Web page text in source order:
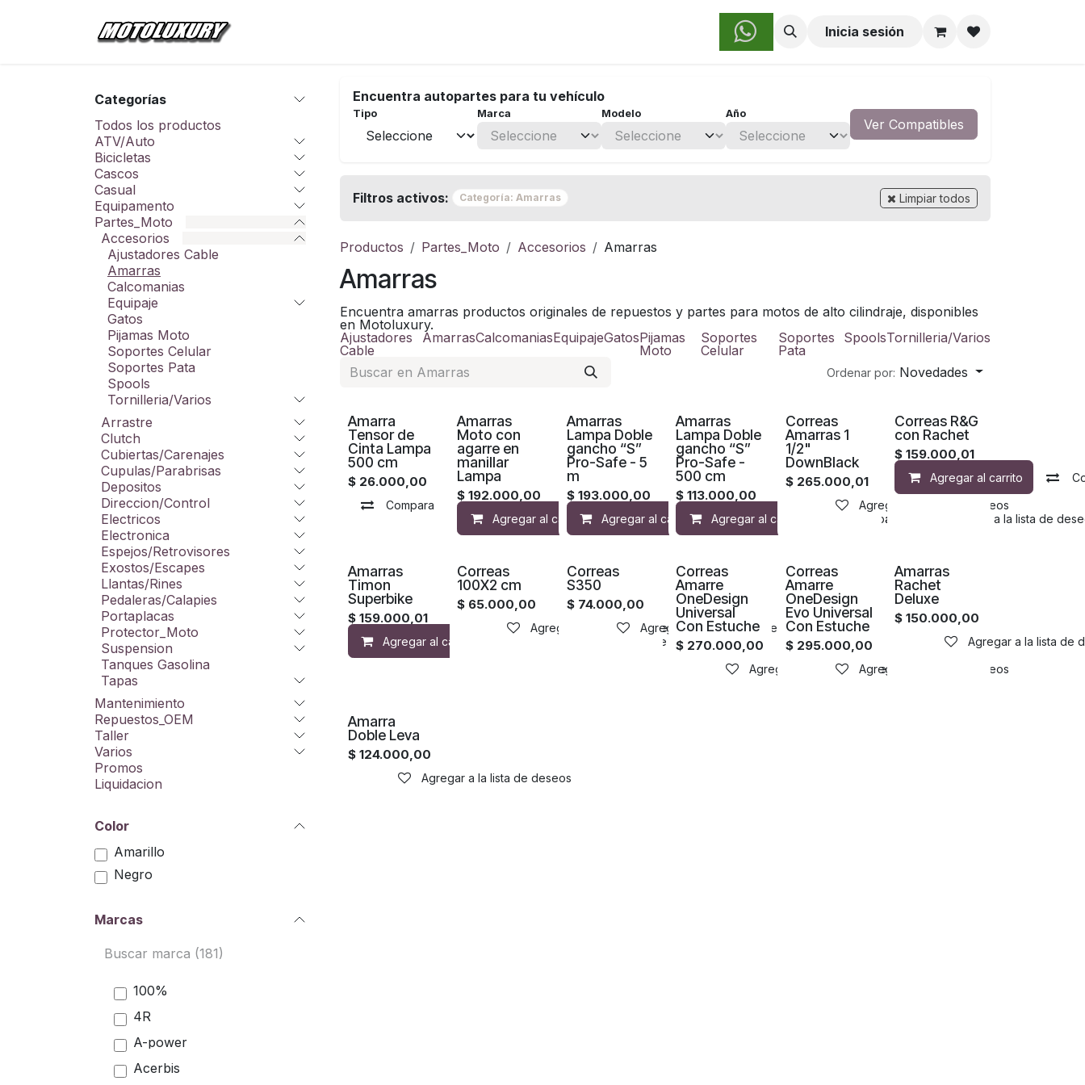
Sobre Nosotros Inicia sesión
Categorías
Todos los productos
ATV/Auto
Bicicletas
Cascos
Casual
Equipamento
Partes_Moto
Accesorios
Ajustadores Cable
Amarras
Calcomanias
Equipaje
Gatos
Pijamas Moto
Soportes Celular
Soportes Pata
Spools
Tornilleria/Varios
Arrastre
Clutch
Cubiertas/Carenajes
Cupulas/Parabrisas
Depositos
Direccion/Control
Electricos
Electronica
Espejos/Retrovisores
Exostos/Escapes
Llantas/Rines
Pedaleras/Calapies
Portaplacas
Protector_Moto
Suspension
Tanques Gasolina
Tapas
Mantenimiento
Repuestos_OEM
Taller
Varios
Promos
Liquidacion
Color
Amarillo
Negro
Marcas
100%
4R
A-power
Acerbis
Encuentra autopartes para tu vehículo
Tipo Marca Modelo Año
Ver Compatibles
Filtros activos: Categoría: Amarras Limpiar todos
Productos Partes_Moto Accesorios Amarras
Amarras
Encuentra amarras productos originales de repuestos y partes para motos de alto cilindraje, disponibles
en Motoluxury.
Ajustadores
Cable
AmarrasCalcomaniasEquipajeGatosPijamas
Moto
Soportes
Celular
Soportes
Pata
SpoolsTornilleria/Varios
Ordenar por: Novedades
Amarra
Tensor de
Cinta Lampa
500 cm
$ 26.000,00
Compara Agregar a la lista de deseos
¡Nuevo!
Amarras
Moto con
agarre en
manillar
Lampa
$192.000,00
Agregar al carrito Compara Agregar a la lista de deseos
¡Nuevo!
Amarras
Lampa Doble
gancho “S”
Pro-Safe - 5
m
$ 193.000,00
Agregar al carrito Compara Agregar a la lista de deseos
¡Nuevo!
Amarras
Lampa Doble
gancho “S”
Pro-Safe -
500 cm
$113.000,00
Agregar al carrito Compara Agregar a la lista de
Correas
Amarras 1
1/2"
DownBlack
$ 265.000,01
Agregar a la lista de deseos
Correas R&G
con Rachet
$159.000,01
Agregar al carrito
Amarras
Timon
Superbike
$ 159.000,01
Agregar al carrito Agregar a la lista de deseos
Correas
100X2 cm
$ 65.000,00
Agregar a la lista de deseos
Correas
S350
$ 74.000,00
Agregar a la lista de deseos
Correas
Amarre
OneDesign
Universal
Con Estuche
$ 270.000,00
Agregar a la lista de deseos
Correas
Amarre
OneDesign
Evo Universal
Con Estuche
$ 295.000,00
Agregar a la lista de deseos
Amarras
Rachet
Deluxe
$150.000,00
Agregar a la lista de
Amarra
Doble Leva
$ 124.000,00
Agregar a la lista de deseos